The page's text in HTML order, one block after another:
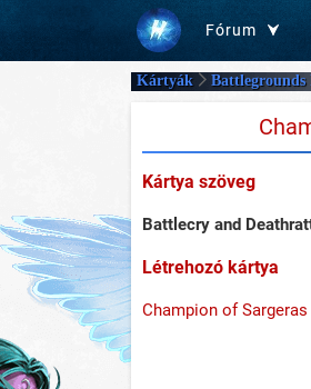
Fórum
Kártyák
Kártya szöveg
Battlecry and
Létrehozó kártya
Champion of Sargeras